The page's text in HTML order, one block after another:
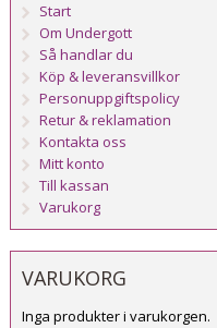
Start
Om Undergott
Så handlar du
Köp & leveransvillkor
Personuppgiftspolicy
Retur & reklamation
Kontakta oss
Mitt konto
Till kassan
Varukorg
VARUKORG
Inga produkter i varukorgen.